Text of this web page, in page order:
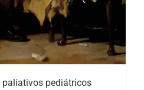
paliativos pediátricos